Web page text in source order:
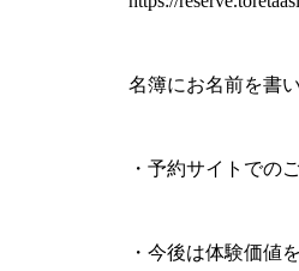
名簿にお名前を書
・予約サイトでの
・今後は体験価値